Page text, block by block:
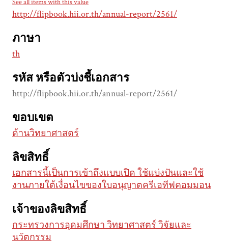
See all items with this value
http://flipbook.hii.or.th/annual-report/2561/
ภาษา
th
รหัส หรือตัวบ่งชี้เอกสาร
http://flipbook.hii.or.th/annual-report/2561/
ขอบเขต
ด้านวิทยาศาสตร์
ลิขสิทธิ์
เอกสารนี้เป็นการเข้าถึงแบบเปิด ใช้แบ่งปันและใช้
งานภายใต้เงื่อนไขของใบอนุญาตครีเอทีฟคอมมอน
เจ้าของลิขสิทธิ์
กระทรวงการอุดมศึกษา วิทยาศาสตร์ วิจัยและ
นวัตกรรม